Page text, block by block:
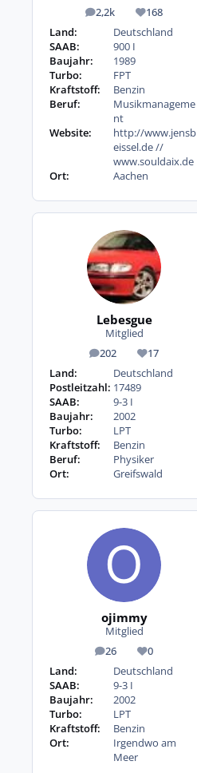
2,2k
Beiträge 168
Reputation
Land:
Deutschland
SAAB:
900 I
Baujahr:
1989
Turbo:
FPT
Kraftstoff:
Benzin
Beruf:
Musikmanageme
nt
Website:
http://www.jensb
eissel.de //
www.souldaix.de
Ort:
Aachen
Lebesgue
Mitglied
202
Beiträge 17
Reputation
Land:
Deutschland
Postleitzahl: 17489
SAAB:
9-3 I
Baujahr:
2002
Turbo:
LPT
Kraftstoff:
Benzin
Beruf:
Physiker
Ort:
Greifswald
ojimmy
Mitglied
26
Beiträge 0
Reputation
Land:
Deutschland
SAAB:
9-3 I
Baujahr:
2002
Turbo:
LPT
Kraftstoff:
Benzin
Ort:
Irgendwo am
Meer